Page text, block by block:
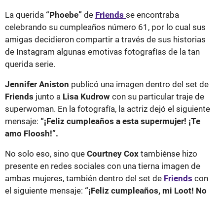
La querida “Phoebe” de Friends se encontraba
celebrando su cumpleaños número 61, por lo cual sus
amigas decidieron compartir a través de sus historias
de Instagram algunas emotivas fotografías de la tan
querida serie.
Jennifer Aniston publicó una imagen dentro del set de
Friends junto a Lisa Kudrow con su particular traje de
superwoman. En la fotografía, la actriz dejó el siguiente
mensaje: “¡Feliz cumpleaños a esta supermujer! ¡Te
amo Floosh!”.
No solo eso, sino que Courtney Cox tambiénse hizo
presente en redes sociales con una tierna imagen de
ambas mujeres, también dentro del set de Friends con
el siguiente mensaje: “¡Feliz cumpleaños, mi Loot! No